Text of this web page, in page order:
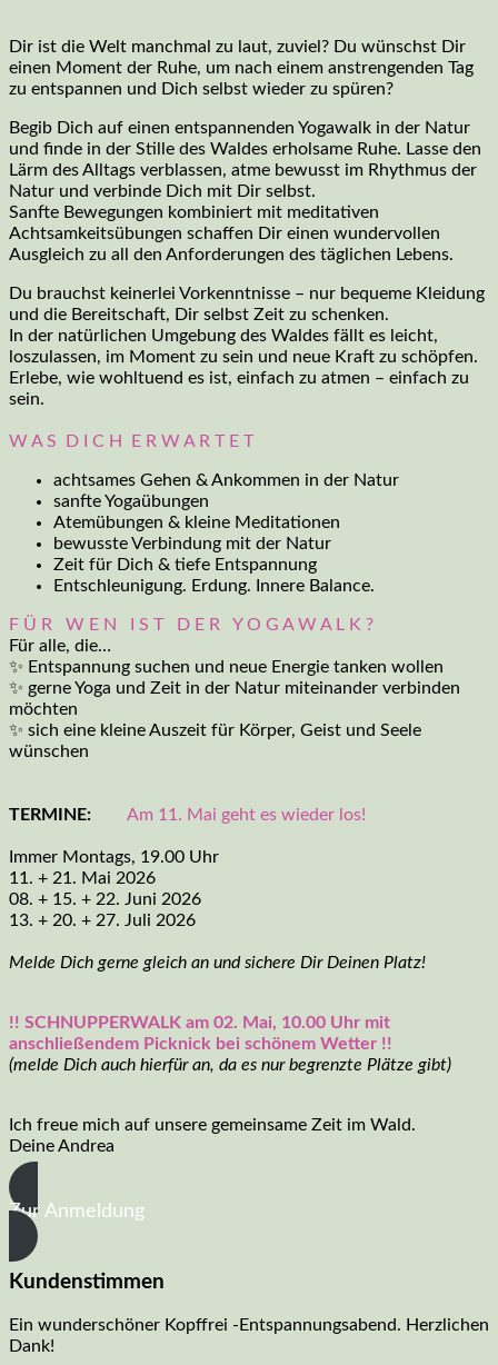
Dir ist die Welt manchmal zu laut, zuviel? Du wünschst Dir
einen Moment der Ruhe, um nach einem anstrengenden Tag
zu entspannen und Dich selbst wieder zu spüren?
Begib Dich auf einen entspannenden Yogawalk in der Natur
und finde in der Stille des Waldes erholsame Ruhe. Lasse den
Lärm des Alltags verblassen, atme bewusst im Rhythmus der
Natur und verbinde Dich mit Dir selbst.
Sanfte Bewegungen kombiniert mit meditativen
Achtsamkeitsübungen schaffen Dir einen wundervollen
Ausgleich zu all den Anforderungen des täglichen Lebens.
Du brauchst keinerlei Vorkenntnisse – nur bequeme Kleidung
und die Bereitschaft, Dir selbst Zeit zu schenken.
In der natürlichen Umgebung des Waldes fällt es leicht,
loszulassen, im Moment zu sein und neue Kraft zu schöpfen.
Erlebe, wie wohltuend es ist, einfach zu atmen – einfach zu
sein.
W A S D I C H E R W A R T E T
achtsames Gehen & Ankommen in der Natur
sanfte Yogaübungen
Atemübungen & kleine Meditationen
bewusste Verbindung mit der Natur
Zeit für Dich & tiefe Entspannung
Entschleunigung. Erdung. Innere Balance.
F Ü R W E N I S T D E R Y O G A W A L K ?
Für alle, die…
✨ Entspannung suchen und neue Energie tanken wollen
✨ gerne Yoga und Zeit in der Natur miteinander verbinden
möchten
✨ sich eine kleine Auszeit für Körper, Geist und Seele
wünschen
TERMINE: Am 11. Mai geht es wieder los!
Immer Montags, 19.00 Uhr
11. + 21. Mai 2026
08. + 15. + 22. Juni 2026
13. + 20. + 27. Juli 2026
Melde Dich gerne gleich an und sichere Dir Deinen Platz!
!! SCHNUPPERWALK am 02. Mai, 10.00 Uhr mit
anschließendem Picknick bei schönem Wetter !!
(melde Dich auch hierfür an, da es nur begrenzte Plätze gibt)
Ich freue mich auf unsere gemeinsame Zeit im Wald.
Deine Andrea
Zur Anmeldung
Kundenstimmen
Ein wunderschöner Kopffrei -Entspannungsabend. Herzlichen
Dank!